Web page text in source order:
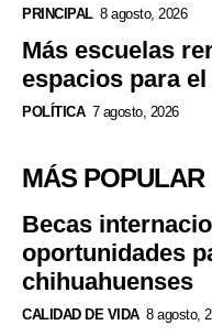
PRINCIPAL 8 agosto, 2026
Más escuelas
espacios para
POLÍTICA 7 agosto, 2026
MÁS POPULAR
Becas
oportunidades
chihuahuenses
CALIDAD DE VIDA 8 agosto,